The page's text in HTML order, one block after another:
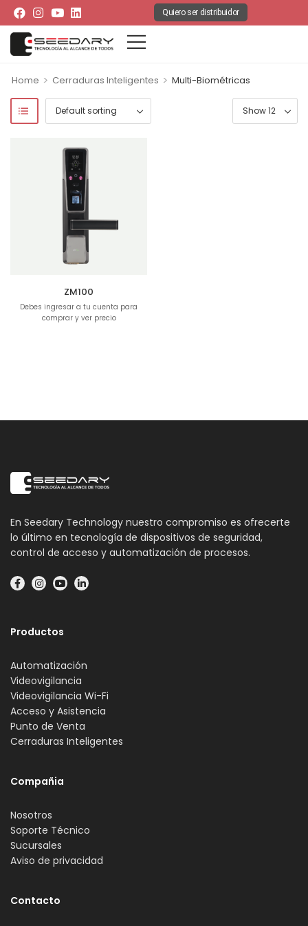
Quiero ser distribuidor
Home > Cerraduras Inteligentes > Multi-Biométricas
ZM100
Debes ingresar a tu cuenta para
comprar y ver precio
En Seedary Technology nuestro compromiso es ofrecerte
lo último en tecnología de dispositivos de seguridad,
control de acceso y automatización de procesos.
Productos
Automatización
Videovigilancia
Videovigilancia Wi-Fi
Acceso y Asistencia
Punto de Venta
Cerraduras Inteligentes
Compañia
Nosotros
Soporte Técnico
Sucursales
Aviso de privacidad
Contacto